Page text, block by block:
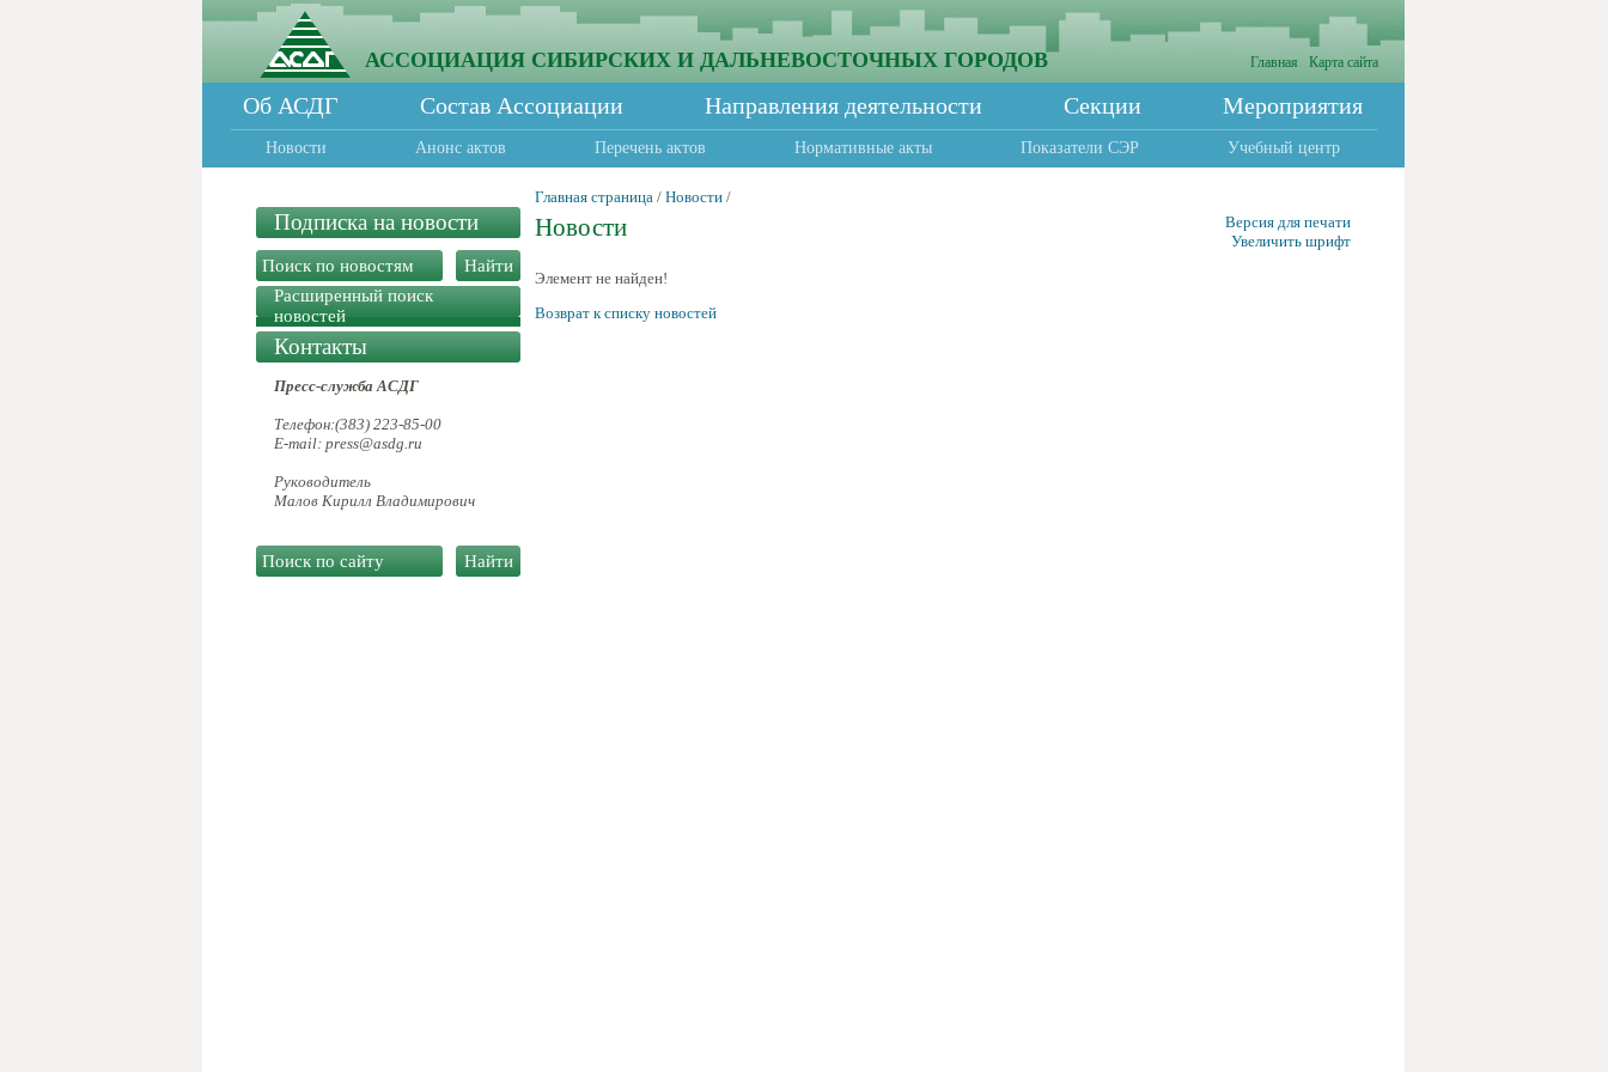
АССОЦИАЦИЯ СИБИРСКИХ И ДАЛЬНЕВОСТОЧНЫХ ГОРОДОВ Главная Карта сайта
Об АСДГ Состав Ассоциации Направления деятельности Секции Мероприятия
Новости Анонс актов Перечень актов Нормативные акты Показатели СЭР Учебный центр
Подписка на новости
Расширенный поиск
новостей
Контакты
Пресс-служба АСДГ
Телефон:(383) 223-85-00
E-mail: press@asdg.ru
Руководитель
Малов Кирилл Владимирович
Главная страница / Новости /
Новости
Версия для печати
Увеличить шрифт
Элемент не найден!
Возврат к списку новостей